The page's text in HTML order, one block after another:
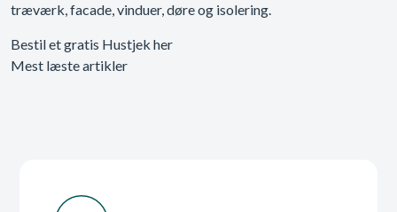
træværk, facade, vinduer, døre og isolering.
Bestil et gratis Hustjek her
Mest læste artikler